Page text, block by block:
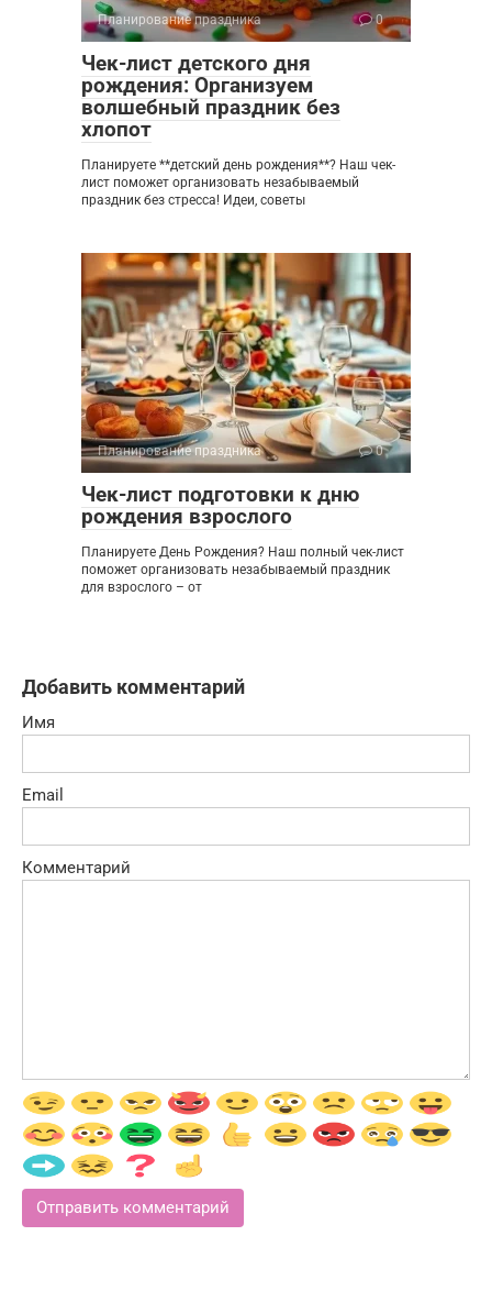
Планирование праздника 0
Чек-лист детского дня
рождения: Организуем
волшебный праздник без
хлопот
Планируете **детский день рождения**? Наш чек-
лист поможет организовать незабываемый
праздник без стресса! Идеи, советы
Планирование праздника 0
Чек-лист подготовки к дню
рождения взрослого
Планируете День Рождения? Наш полный чек-лист
поможет организовать незабываемый праздник
для взрослого – от
Добавить комментарий
Имя
Email
Комментарий